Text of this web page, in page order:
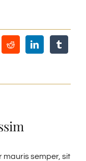
mauris semper, sit